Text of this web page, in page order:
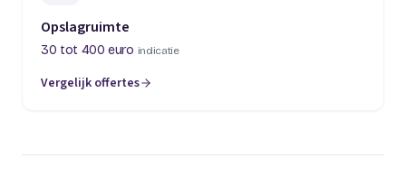
Opslagruimte
30 tot 400 euro indicatie
Vergelijk offertes
(opent in een nieuw tabblad)